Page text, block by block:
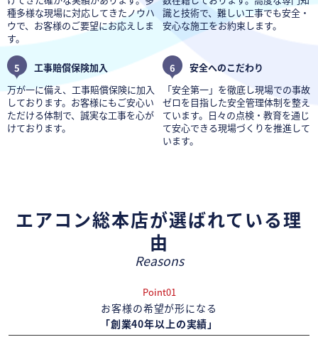
種多様な現場に対応してきたノウハ
ウで、お客様のご要望にお応えしま
す。
識と技術で、難しい工事でも安全・
安心な施工をお約束します。
5
工事賠償保険加入
万が一に備え、工事賠償保険に加入
しております。お客様にもご安心い
ただける体制で、誠実な工事を心が
けております。
6
安全へのこだわり
「安全第一」を徹底し現場での事故
ゼロを目指した安全管理体制を整え
ています。日々の点検・教育を通じ
て安心できる現場づくりを推進して
います。
エアコン総本店が選ばれている理
由
Reasons
Point01
お客様の希望が形になる
「創業40年以上の実績」